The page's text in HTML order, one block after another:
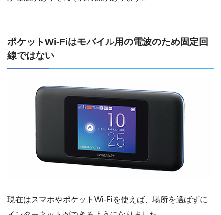
ポケットWi-Fiはモバイル用の電波のため固定回
線ではない
現在はスマホやポケットWi-Fiを使えば、場所を選ばずに